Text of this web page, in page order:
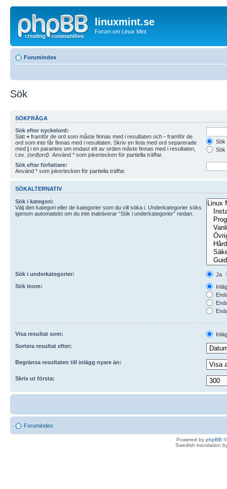
linuxmint.se
Forum om Linux Mint
Forumindex
Sök
SÖKFRÅGA
Sök efter nyckelord:
Sätt + framför de ord som måste finnas med i resultaten och - framför de
ord som inte får finnas med i resultaten. Skriv en lista med ord separerade
med | i en parantes om endast ett av orden måste finnas med i resultaten,
t.ex. (ord|ord) . Använd * som jokertecken för partiella träffar.
Sök
Sök
Sök efter författare:
Använd * som jokertecken för partiella träffar.
SÖKALTERNATIV
Sök i kategori:
Välj den kategori eller de kategorier som du vill söka i. Underkategorier söks
igenom automatiskt om du inte inaktiverar “Sök i underkategorier” nedan.
Sök i underkategorier:
Ja
Sök inom:
Visa resultat som:
Sortera resultat efter:
Begränsa resultaten till inlägg nyare än:
Skriv ut första:
Forumindex
Powered by phpBB
Swedish translation